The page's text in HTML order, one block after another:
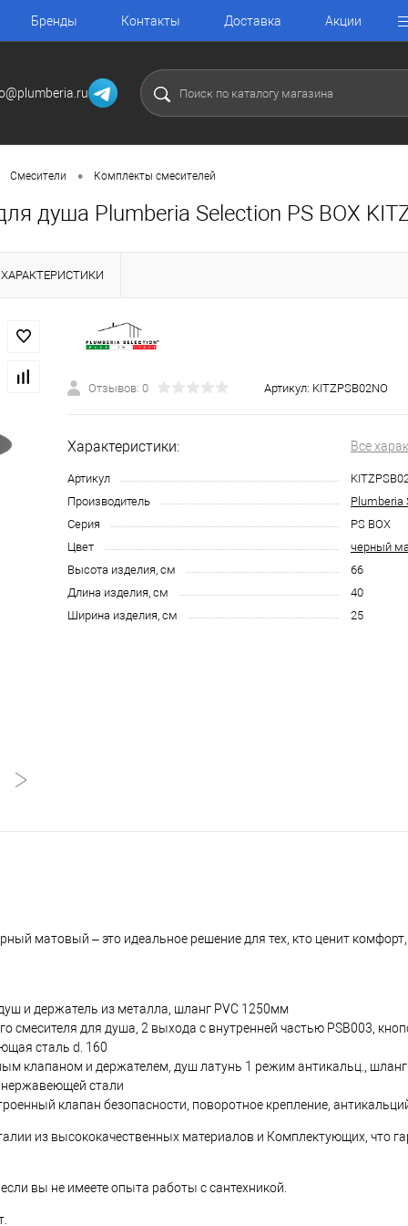
Бренды Контакты Доставка Акции
Смесители • Комплекты смесителей
душа Plumberia Selection PS BOX
ХАРАКТЕРИСТИКИ
Отзывов: 0 Артикул: KITZPSB02NO
Характеристики: Все
Артикул
Производитель
Plumberia
Серия
PS BOX
Цвет
черный
Высота изделия, см
66
Длина изделия, см
40
Ширина изделия, см
25
матовый – это идеальное решение для тех, кто ценит
и держатель из металла, шланг PVC 1250мм
смесителя для душа, 2 выхода с внутренней частью PSB003,
сталь d. 160
клапаном и держателем, душ латунь 1 режим антикальц.,
нержавеющей стали
клапан безопасности, поворотное крепление,
из высококачественных материалов и Комплектующих, что
вы не имеете опыта работы с сантехникой.